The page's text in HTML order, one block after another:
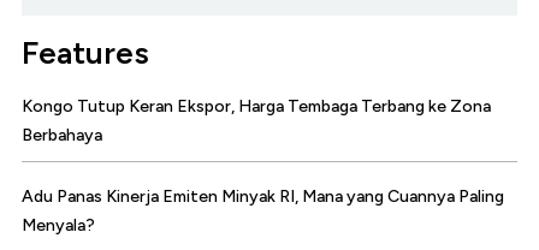
Features
Kongo Tutup Keran Ekspor, Harga Tembaga Terbang ke Zona
Berbahaya
Adu Panas Kinerja Emiten Minyak RI, Mana yang Cuannya Paling
Menyala?